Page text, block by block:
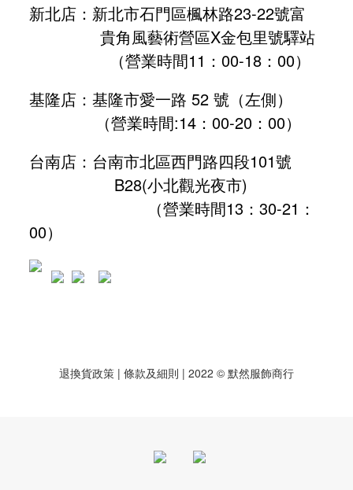
新北店：新北市石門區楓林路23-22號富
貴角風藝術營區X金包里號驛站
（營業時間11：00-18：00）
基隆店：基隆市愛一路 52 號（左側）
（營業時間:14：00-20：00）
台南店：台南市北區西門路四段101號
B28(小北觀光夜市)
（營業時間13：30-21：
00）
退換貨政策 | 條款及細則 | 2022 © 默然服飾商行